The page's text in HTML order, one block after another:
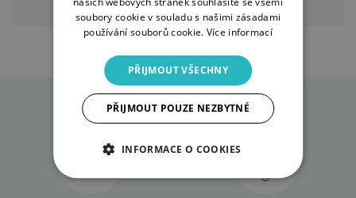
soubory cookie v souladu s našimi zásadami
používání souborů cookie. Více informací
PŘIJMOUT VŠECHNY
PŘIJMOUT POUZE NEZBYTNÉ
INFORMACE O COOKIES